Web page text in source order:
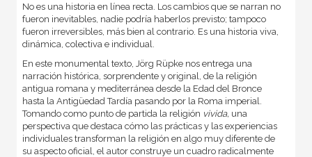
No es una historia en línea recta. Los cambios que se narran no
fueron inevitables, nadie podría haberlos previsto; tampoco
fueron irreversibles, más bien al contrario. Es una historia viva,
dinámica, colectiva e individual.
En este monumental texto, Jörg Rüpke nos entrega una
narración histórica, sorprendente y original, de la religión
antigua romana y mediterránea desde la Edad del Bronce
hasta la Antigüedad Tardía pasando por la Roma imperial.
Tomando como punto de partida la religión vivida, una
perspectiva que destaca cómo las prácticas y las experiencias
individuales transforman la religión en algo muy diferente de
su aspecto oficial, el autor construye un cuadro radicalmente